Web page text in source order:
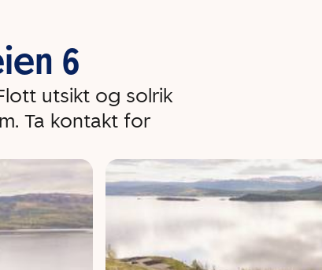
6
utsikt og solrik
Ta kontakt for